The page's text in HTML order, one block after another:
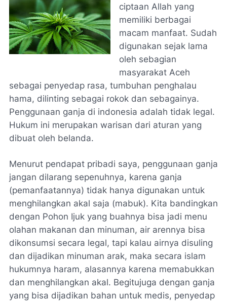
ciptaan Allah yang
memiliki berbagai
macam manfaat. Sudah
digunakan sejak lama
oleh sebagian
masyarakat Aceh
sebagai penyedap rasa, tumbuhan penghalau
hama, dilinting sebagai rokok dan sebagainya.
Penggunaan ganja di indonesia adalah tidak legal.
Hukum ini merupakan warisan dari aturan yang
dibuat oleh belanda.
Menurut pendapat pribadi saya, penggunaan ganja
jangan dilarang sepenuhnya, karena ganja
(pemanfaatannya) tidak hanya digunakan untuk
menghilangkan akal saja (mabuk). Kita bandingkan
dengan Pohon Ijuk yang buahnya bisa jadi menu
olahan makanan dan minuman, air arennya bisa
dikonsumsi secara legal, tapi kalau airnya disuling
dan dijadikan minuman arak, maka secara islam
hukumnya haram, alasannya karena memabukkan
dan menghilangkan akal. Begitujuga dengan ganja
yang bisa dijadikan bahan untuk medis, penyedap